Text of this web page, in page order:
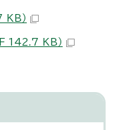
）
142.7 KB）